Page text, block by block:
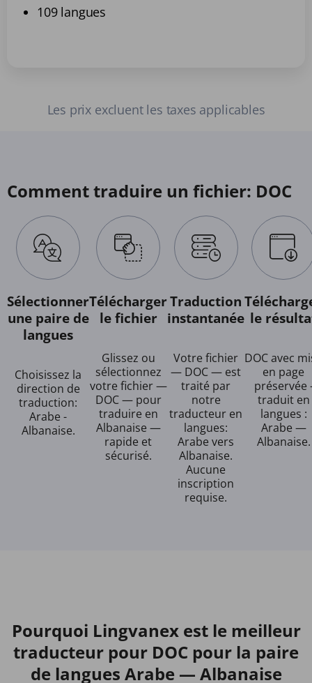
109 langues
Les prix excluent les taxes applicables
Comment traduire un fichier: DOC
Sélectionner
une paire de
langues
Choisissez la
direction de
traduction:
Arabe -
Albanaise.
Télécharger
le fichier
Glissez ou
sélectionnez
votre fichier —
DOC — pour
traduire en
Albanaise —
rapide et
sécurisé.
Traduction
instantanée
Votre fichier
— DOC — est
traité par
notre
traducteur en
langues:
Arabe vers
Albanaise.
Aucune
inscription
requise.
le
DOC avec
en page
préservée
traduit en
langues :
Arabe —
Albanaise.
Pourquoi Lingvanex est le meilleur
traducteur pour DOC pour la paire
de langues Arabe — Albanaise